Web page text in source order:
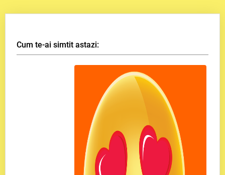
Cum te-ai simtit astazi: